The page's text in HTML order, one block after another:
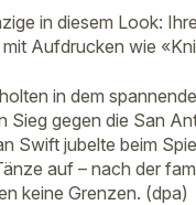
in diesem Look:
Aufdrucken wie
in dem
Sieg gegen die San
Swift jubelte beim
auf – nach der
keine Grenzen. (dpa)